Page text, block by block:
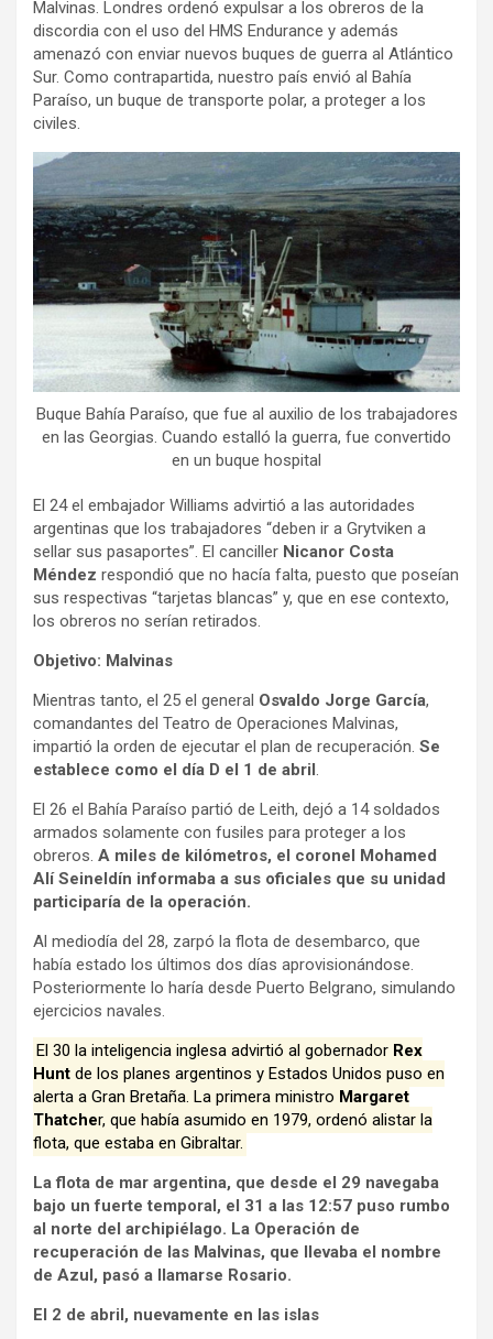
Malvinas. Londres ordenó expulsar a los obreros de la
discordia con el uso del HMS Endurance y además
amenazó con enviar nuevos buques de guerra al Atlántico
Sur. Como contrapartida, nuestro país envió al Bahía
Paraíso, un buque de transporte polar, a proteger a los
civiles.
Buque Bahía Paraíso, que fue al auxilio de los trabajadores
en las Georgias. Cuando estalló la guerra, fue convertido
en un buque hospital
El 24 el embajador Williams advirtió a las autoridades
argentinas que los trabajadores “deben ir a Grytviken a
sellar sus pasaportes”. El canciller Nicanor Costa
Méndez respondió que no hacía falta, puesto que poseían
sus respectivas “tarjetas blancas” y, que en ese contexto,
los obreros no serían retirados.
Objetivo: Malvinas
Mientras tanto, el 25 el general Osvaldo Jorge García,
comandantes del Teatro de Operaciones Malvinas,
impartió la orden de ejecutar el plan de recuperación. Se
establece como el día D el 1 de abril.
El 26 el Bahía Paraíso partió de Leith, dejó a 14 soldados
armados solamente con fusiles para proteger a los
obreros. A miles de kilómetros, el coronel Mohamed
Alí Seineldín informaba a sus oficiales que su unidad
participaría de la operación.
Al mediodía del 28, zarpó la flota de desembarco, que
había estado los últimos dos días aprovisionándose.
Posteriormente lo haría desde Puerto Belgrano, simulando
ejercicios navales.
El 30 la inteligencia inglesa advirtió al gobernador Rex
Hunt de los planes argentinos y Estados Unidos puso en
alerta a Gran Bretaña. La primera ministro Margaret
Thatcher, que había asumido en 1979, ordenó alistar la
flota, que estaba en Gibraltar.
La flota de mar argentina, que desde el 29 navegaba
bajo un fuerte temporal, el 31 a las 12:57 puso rumbo
al norte del archipiélago. La Operación de
recuperación de las Malvinas, que llevaba el nombre
de Azul, pasó a llamarse Rosario.
El 2 de abril, nuevamente en las islas